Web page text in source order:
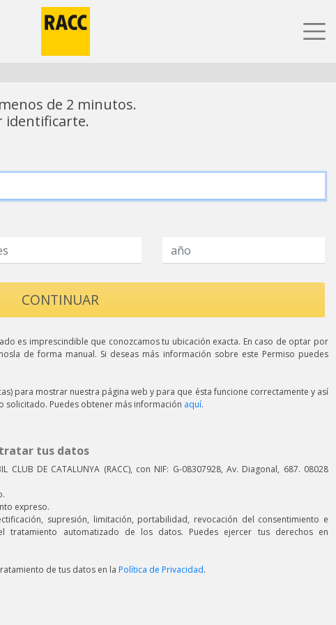
de 2 minutos.
identificarte.
CONTINUAR
es imprescindible que conozcamos tu ubicación exacta. En caso de optar por
de forma manual. Si deseas más información sobre este Permiso puedes
para mostrar nuestra página web y para que ésta funcione correctamente y así
solicitado. Puedes obtener más información aquí.
tus datos
CLUB DE CATALUNYA (RACC), con NIF: G-08307928, Av. Diagonal, 687. 08028
expreso.
supresión, limitación, portabilidad, revocación del consentimiento e
tratamiento automatizado de los datos. Puedes ejercer tus derechos en
de tus datos en la Política de Privacidad.